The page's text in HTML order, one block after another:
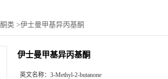
酮类 >伊士曼甲基异丙基酮
伊士曼甲基异丙基酮
英文名称： 3-Methyl-2-butanone